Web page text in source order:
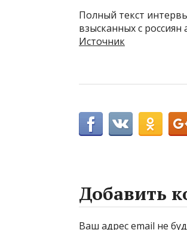
Полный текст
взысканных с россиян
Источник
Добавить
Ваш адрес email не